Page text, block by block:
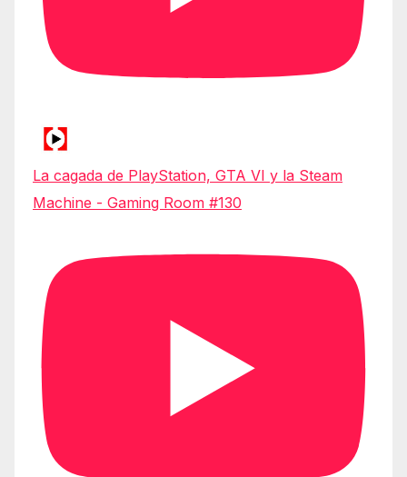
La cagada de PlayStation, GTA VI y la Steam
Machine - Gaming Room #130